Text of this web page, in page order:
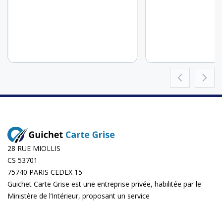
28 RUE MIOLLIS
CS 53701
75740 PARIS CEDEX 15
Guichet Carte Grise est une entreprise privée, habilitée par le
Ministère de l’Intérieur, proposant un service